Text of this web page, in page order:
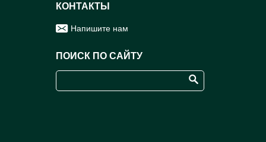
КОНТАКТЫ
Напишите нам
ПОИСК ПО САЙТУ